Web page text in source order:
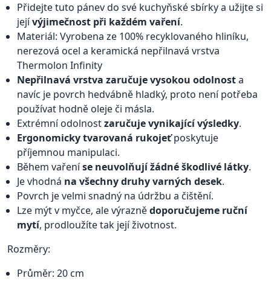
Přidejte tuto pánev do své kuchyňské sbírky a užijte si
jejívýjimečnost při každém vaření.
Materiál: Vyrobena ze 100% recyklovaného hliníku,
nerezová ocel a keramická nepřilnavá vrstva
Thermolon Infinity
Nepřilnavá vrstva zaručuje vysokou odolnosta
navíc je povrch hedvábně hladký, proto není potřeba
používat hodně oleje či másla.
Extrémní odolnostzaručuje vynikající výsledky.
Ergonomicky tvarovaná rukojeťposkytuje
příjemnou manipulaci.
Během vařeníse neuvolňují žádné škodlivé látky.
Je vhodná na všechny druhy varných desek.
Povrch je velmi snadný na údržbu a čištění.
Lze mýt v myčce, ale výraznědoporučujeme ruční
mytí, prodloužíte tak její životnost.
Rozměry:
Průměr: 20 cm